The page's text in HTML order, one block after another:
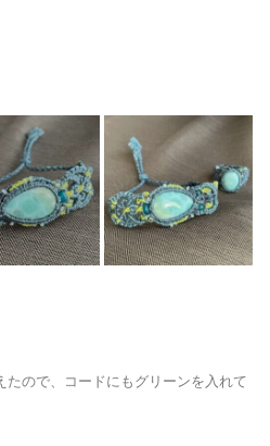
ので、コードにもグリーンを入れて